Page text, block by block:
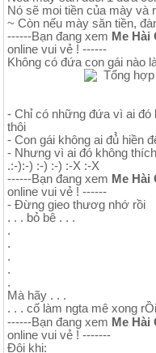
Nó sẽ moi tiền của mày và
~ Còn nếu mày săn tiền,
------Bạn đang xem Me Hài
online vui vẻ ! ------
Không có đứa con gái nào
- Chỉ có những đứa vì ai đó
thôi
- Con gái không ai đủ̉ hiền
- Nhưng vì ai đó không
.:-):-) :-) :-) :-X :-X
------Bạn đang xem Me Hài
online vui vẻ ! ------
- Đừng gieo thươg nhớ rồi
. . . bỏ bê . . .
.
.
.
.
.
Mà hãy . . .
. . . cố làm ngta mê xong
------Bạn đang xem Me Hài
online vui vẻ ! -------
Đôi khi: